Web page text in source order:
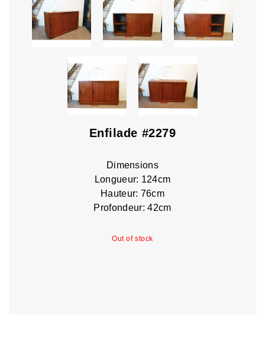
Enfilade #2279
Dimensions
Longueur: 124cm
Hauteur: 76cm
Profondeur: 42cm
Out of stock